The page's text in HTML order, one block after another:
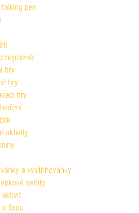
pen
nejmenší
hry
hry
hry
aktivity
a vystřihovánky
sešity
aktivit
s fixou